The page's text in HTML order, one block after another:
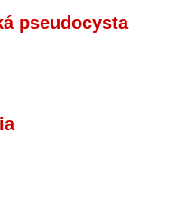
pseudocysta